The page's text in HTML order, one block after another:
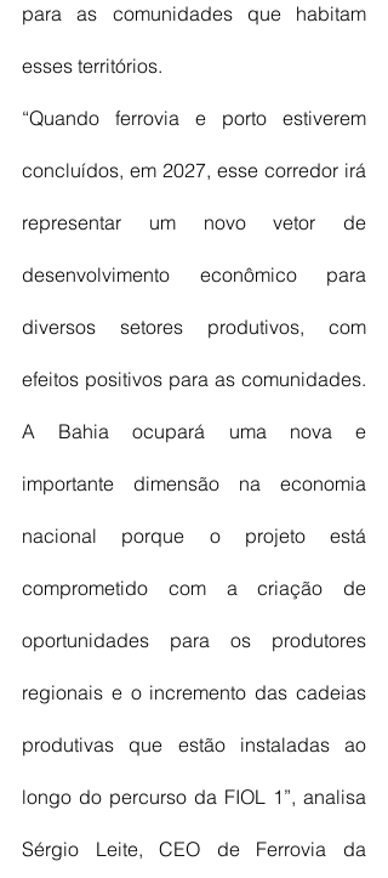
para as comunidades que habitam
esses territórios.
“Quando ferrovia e porto estiverem
concluídos, em 2027, esse corredor irá
representar um novo vetor de
desenvolvimento econômico para
diversos setores produtivos, com
efeitos positivos para as comunidades.
A Bahia ocupará uma nova e
importante dimensão na economia
nacional porque o projeto está
comprometido com a criação de
oportunidades para os produtores
regionais e o incremento das cadeias
produtivas que estão instaladas ao
longo do percurso da FIOL 1”, analisa
Sérgio Leite, CEO de Ferrovia da